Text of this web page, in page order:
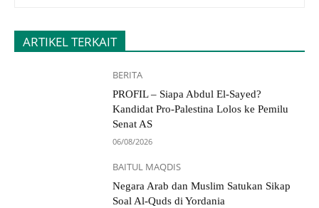
ARTIKEL TERKAIT
BERITA
PROFIL – Siapa Abdul El-Sayed?
Kandidat Pro-Palestina Lolos ke Pemilu
Senat AS
06/08/2026
BAITUL MAQDIS
Negara Arab dan Muslim Satukan Sikap
Soal Al-Quds di Yordania